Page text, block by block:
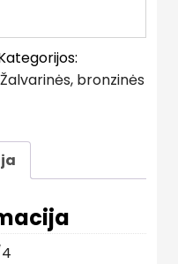
Žalvarinės, bronzinės